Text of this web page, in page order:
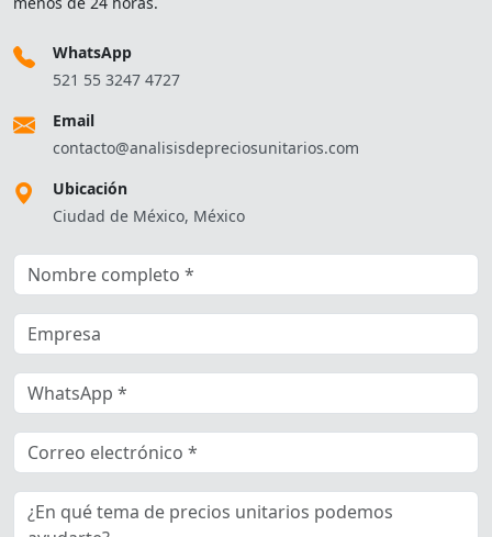
WhatsApp
521 55 3247 4727
Email
contacto@analisisdepreciosunitarios.com
Ubicación
Ciudad de México, México